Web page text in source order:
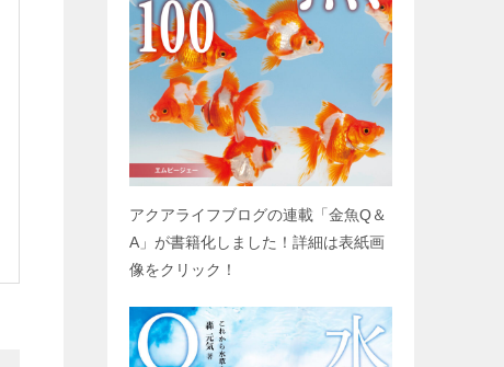
アクアライフブログの連載「金魚Q＆
A 」が書籍化しました！詳細は表紙画
像をクリック！